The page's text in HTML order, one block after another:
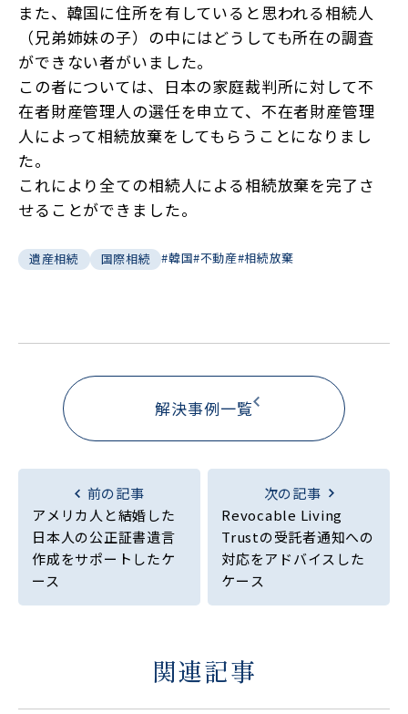
また、韓国に住所を有していると思われる相続人
（兄弟姉妹の子）の中にはどうしても所在の調査
ができない者がいました。
この者については、日本の家庭裁判所に対して不
在者財産管理人の選任を申立て、不在者財産管理
人によって相続放棄をしてもらうことになりまし
た。
これにより全ての相続人による相続放棄を完了さ
せることができました。
遺産相続 国際相続 #韓国#不動産#相続放棄
解決事例一覧
前の記事
アメリカ人と結婚した
日本人の公正証書遺言
作成をサポートしたケ
ース
次の記事
Revocable Living
Trustの受託者通知への
対応をアドバイスした
ケース
関連記事